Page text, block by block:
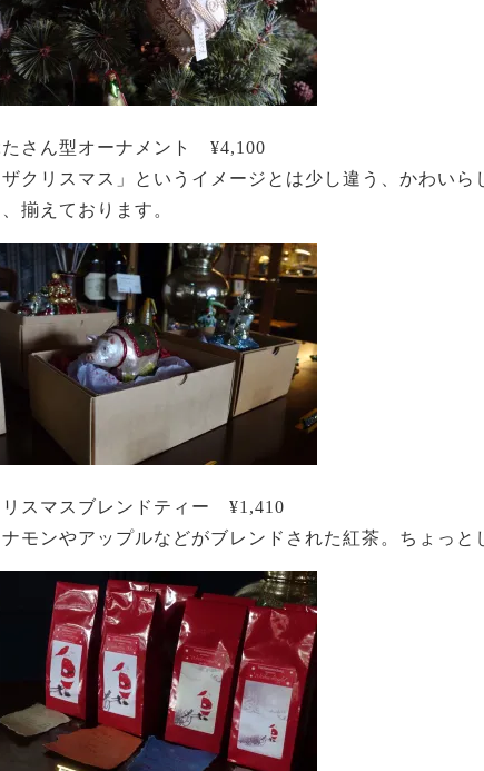
たさん型オーナメント ¥4,100
ザクリスマス」というイメージとは少し違う、かわい
、揃えております。
リスマスブレンドティー ¥1,410
ナモンやアップルなどがブレンドされた紅茶。ちょっと